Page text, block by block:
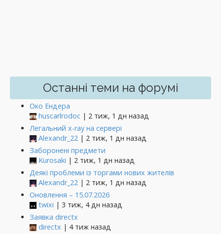
Останні теми на форумі
Око Ендера
huscarlrodoc | 2 тиж, 1 дн назад
Легальний x-ray на сервері
Alexandr_22 | 2 тиж, 1 дн назад
Заборонені предмети
Kurosaki | 2 тиж, 1 дн назад
Деякі проблеми із торгами нових жителів
Alexandr_22 | 2 тиж, 1 дн назад
Оновлення – 15.07.2026
twixi | 3 тиж, 4 дн назад
Заявка directx
directx | 4 тиж назад